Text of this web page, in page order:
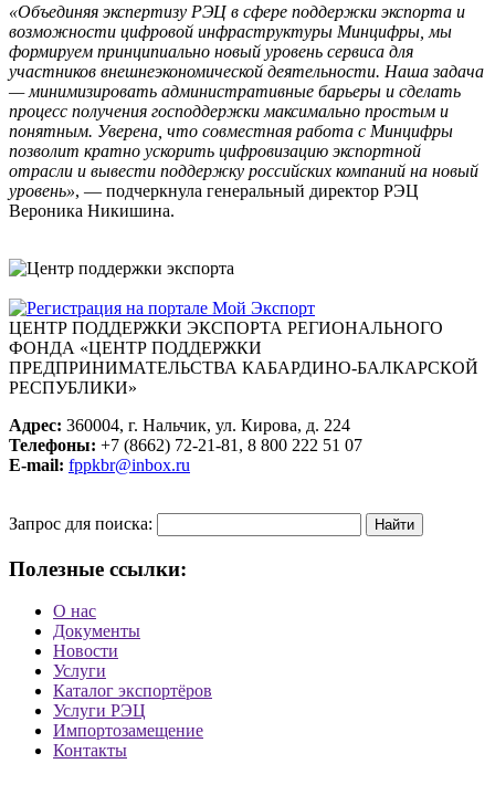
«Объединяя экспертизу РЭЦ в сфере поддержки экспорта и
возможности цифровой инфраструктуры Минцифры, мы
формируем принципиально новый уровень сервиса для
участников внешнеэкономической деятельности. Наша задача
— минимизировать административные барьеры и сделать
процесс получения господдержки максимально простым и
понятным. Уверена, что совместная работа с Минцифры
позволит кратно ускорить цифровизацию экспортной
отрасли и вывести поддержку российских компаний на новый
уровень», — подчеркнула генеральный директор РЭЦ
Вероника Никишина.
ЦЕНТР ПОДДЕРЖКИ ЭКСПОРТА РЕГИОНАЛЬНОГО
ФОНДА «ЦЕНТР ПОДДЕРЖКИ
ПРЕДПРИНИМАТЕЛЬСТВА КАБАРДИНО-БАЛКАРСКОЙ
РЕСПУБЛИКИ»
Адрес: 360004, г. Нальчик, ул. Кирова, д. 224
Телефоны: +7 (8662) 72-21-81, 8 800 222 51 07
E-mail: fppkbr@inbox.ru
Запрос для поиска:
Полезные ссылки:
О нас
Документы
Новости
Услуги
Каталог экспортёров
Услуги РЭЦ
Импортозамещение
Контакты